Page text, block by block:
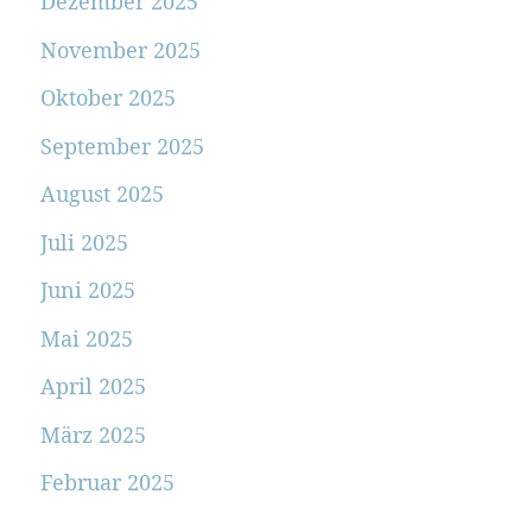
November 2025
Oktober 2025
September 2025
August 2025
Juli 2025
Juni 2025
Mai 2025
April 2025
März 2025
Februar 2025